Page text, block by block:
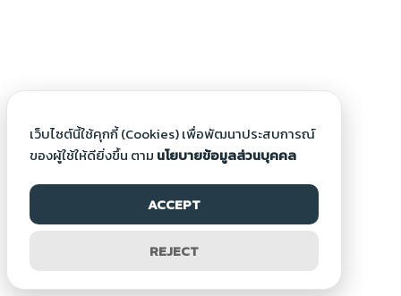
เว็บไซต์นี้ใช้คุกกี้ (Cookies) เพื่อพัฒนาประสบการณ์
ของผู้ใช้ให้ดียิ่งขึ้น ตาม นโยบายข้อมูลส่วนบุคคล
ACCEPT
REJECT